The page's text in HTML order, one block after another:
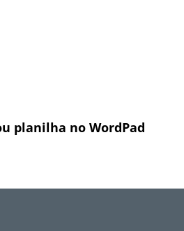
planilha no WordPad